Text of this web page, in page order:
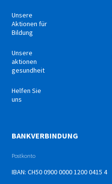
Unsere
Aktionen für
Bildung
Unsere
aktionen
gesundheit
Helfen Sie
uns
BANKVERBINDUNG
Postkonto
IBAN: CH50 0900 0000 1200 0415 4